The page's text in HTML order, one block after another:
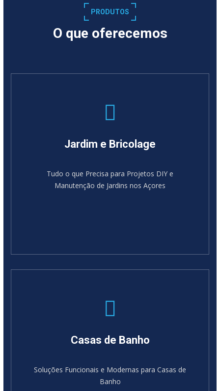
PRODUTOS
O que oferecemos
Jardim e Bricolage
Tudo o que Precisa para Projetos DIY e
Manutenção de Jardins nos Açores
Casas de Banho
Soluções Funcionais e Modernas para Casas de
Banho